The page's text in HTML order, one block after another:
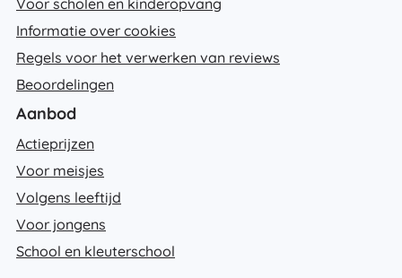
Voor scholen en kinderopvang
Informatie over cookies
Regels voor het verwerken van reviews
Beoordelingen
Aanbod
Actieprijzen
Voor meisjes
Volgens leeftijd
Voor jongens
School en kleuterschool